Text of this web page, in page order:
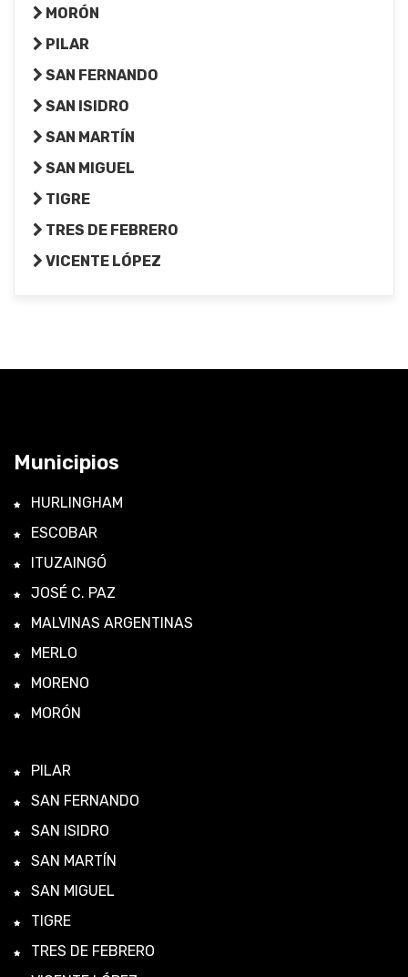
MORÓN
PILAR
SAN FERNANDO
SAN ISIDRO
SAN MARTÍN
SAN MIGUEL
TIGRE
TRES DE FEBRERO
VICENTE LÓPEZ
Municipios
HURLINGHAM
ESCOBAR
ITUZAINGÓ
JOSÉ C. PAZ
MALVINAS ARGENTINAS
MERLO
MORENO
MORÓN
PILAR
SAN FERNANDO
SAN ISIDRO
SAN MARTÍN
SAN MIGUEL
TIGRE
TRES DE FEBRERO